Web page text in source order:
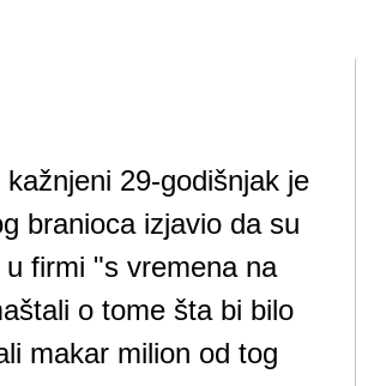
kažnjeni 29-godišnjak je
branioca izjavio da su
u firmi "s vremena na
o tome šta bi bilo
makar milion od tog